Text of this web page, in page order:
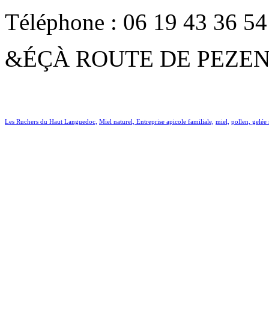
Téléphone : 06 19 43 36 54
&ÉÇÀ ROUTE DE
Les Ruchers du Haut Languedoc, Miel naturel, Entreprise apicole familiale, miel, pollen, gelée